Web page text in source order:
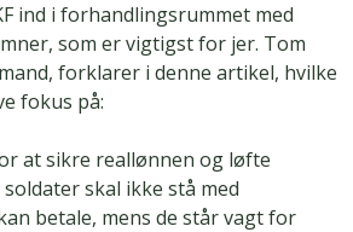
ind i forhandlingsrummet med
som er vigtigst for jer. Tom
forklarer i denne artikel, hvilke
fokus på:
at sikre reallønnen og løfte
skal ikke stå med
betale, mens de står vagt for